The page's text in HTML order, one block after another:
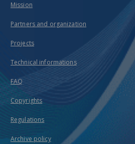
Mission
Partners and organization
Projects
Technical informations
FAQ
Copyrights
Regulations
Archive policy